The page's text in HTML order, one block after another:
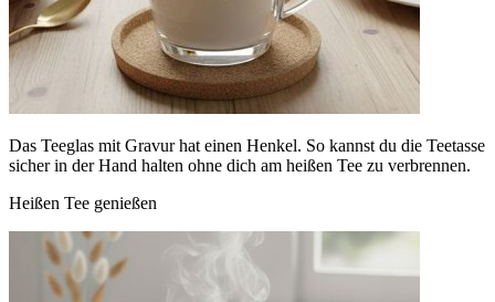
Das Teeglas mit Gravur hat einen Henkel. So kannst du die Teetasse
sicher in der Hand halten ohne dich am heißen Tee zu verbrennen.
Heißen Tee genießen